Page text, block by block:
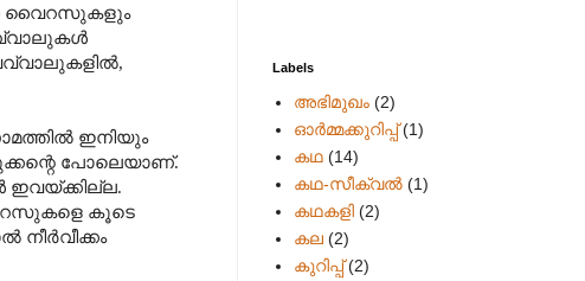
വൈറസുകളും
,
ഇനിയും
പോലെയാണ്.
ഇവയ്ക്കില്ല.
കൂടെ
Labels
അഭിമുഖം (2)
ഓർമ്മക്കുറിപ്പ് (1)
കഥ (14)
കഥ-സീക്വല്‍ (1)
കഥകളി (2)
കല (2)
കുറിപ്പ് (2)